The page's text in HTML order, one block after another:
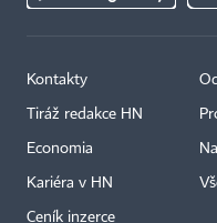
Kontakty
Tiráž redakce HN
Economia
Kariéra v HN
Ceník inzerce